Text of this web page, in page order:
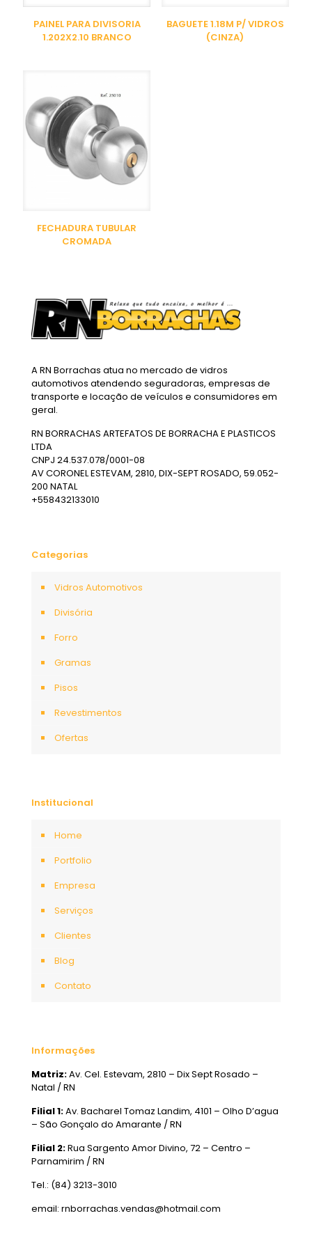
PAINEL PARA DIVISORIA
1.202X2.10 BRANCO
BAGUETE 1.18M P/ VIDROS
(CINZA)
FECHADURA TUBULAR
CROMADA
A RN Borrachas atua no mercado de vidros
automotivos atendendo seguradoras, empresas de
transporte e locação de veículos e consumidores em
geral.
RN BORRACHAS ARTEFATOS DE BORRACHA E PLASTICOS
LTDA
CNPJ 24.537.078/0001-08
AV CORONEL ESTEVAM, 2810, DIX-SEPT ROSADO, 59.052-
200 NATAL
+558432133010
Categorias
Vidros Automotivos
Divisória
Forro
Gramas
Pisos
Revestimentos
Ofertas
Institucional
Home
Portfolio
Empresa
Serviços
Clientes
Blog
Contato
Informações
Matriz:Av. Cel. Estevam, 2810 – Dix Sept Rosado –
Natal / RN
Filial 1:Av. Bacharel Tomaz Landim, 4101 – Olho D’agua
– São Gonçalo do Amarante / RN
Filial 2:Rua Sargento Amor Divino, 72 – Centro –
Parnamirim / RN
Tel.: (84) 3213-3010
email: rnborrachas.vendas@hotmail.com